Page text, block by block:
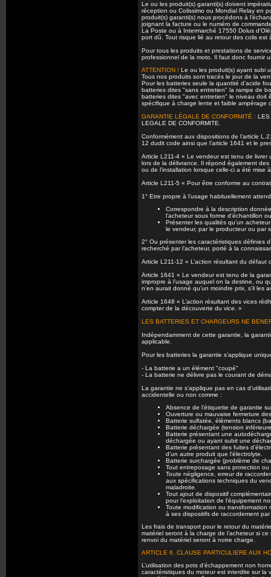
Le ou les produit(s) garanti(s) doivent
réception ou Colissimo ou Mondial Relay en
produit(s) garanti(s) nous procédons à
joignant la facture ou le numéro de
La Poste ou à Intermarché 17550 Dolus
port dû. Tout risque lié au retour des colis est
Pour tous les produits et prestations de
professionnel de la moto. Il faut donc fournir
ATTENTION ! Le ou les produit(s) ayant subi
Tous nos produits sont tracés le jour de la
Pour les batteries seule la quantité d’acide
batteries dites "sans entretien" la rampe de
batteries dites "avec entretien" le niveau doit
spécifique à charge lente et faible ampérage
GARANTIE LÉGALE DE CONFORMITÉ : LES
LEGALE DE CONFORMITE.
Conformément aux dispositions de l’article
12 dudit code ainsi que l’article 1641 et le
Article L211-4 « Le vendeur est tenu de
lors de la délivrance. Il répond également
ou de l’installation lorsque celle-ci a été
Article L211-5 « Pour être conforme au
1° Etre propre à l’usage habituellement
Correspondre à la description
l’acheteur sous forme d’échantillon
Présenter les qualités qu’un
le vendeur, par le producteur ou par
2° Ou présenter les caractéristiques définies
recherché par l’acheteur, porté à la
Article L211-12 « L’action résultant du
Article 1641 « Le vendeur est tenu de la
impropre à l’usage auquel on la destine, ou
n’en aurait donné qu’un moindre prix, s’il les
Article 1648 « L’action résultant des vices
compter de la découverte du vice. »
LES BATTERIES ET CHARGEURS NE
Indépendamment de cette garantie, la
applicable.
Pour les batteries la garantie s’applique
- La batterie a un élément "coupé"
- La batterie ne délivre pas le courant de
La garantie ne s’applique pas en cas
accidentelle ou non comme :
Absence de l’étiquette de garantie
Ouverture ou mauvaise fermeture
Batterie sulfatée, éléments blancs
Batterie déchargée (tension
Batterie présentant une
déchargée ou ayant subit une
Batterie présentant des fuites
d’un autre produit que l’électrolyte.
Batterie surchargée (problème de
Tout entreposage sans protection ou
Toute négligence, erreur de
aux spécifications techniques du
maladroite.
Tout ajout de dispositif
pour l’exploitation de l’équipement
Toute modification ou transformation
à ses dispositifs de raccordement
Les frais de transport pour le retour du
matériel seront à la charge de l’acheteur si
renvoi du matériel seront à notre charge.
ARTICLE 6. CLAUSE PARTICULIERE AUX
L’utilisation des pots d’échappement non
caractéristiques du moteur est interdite sur la